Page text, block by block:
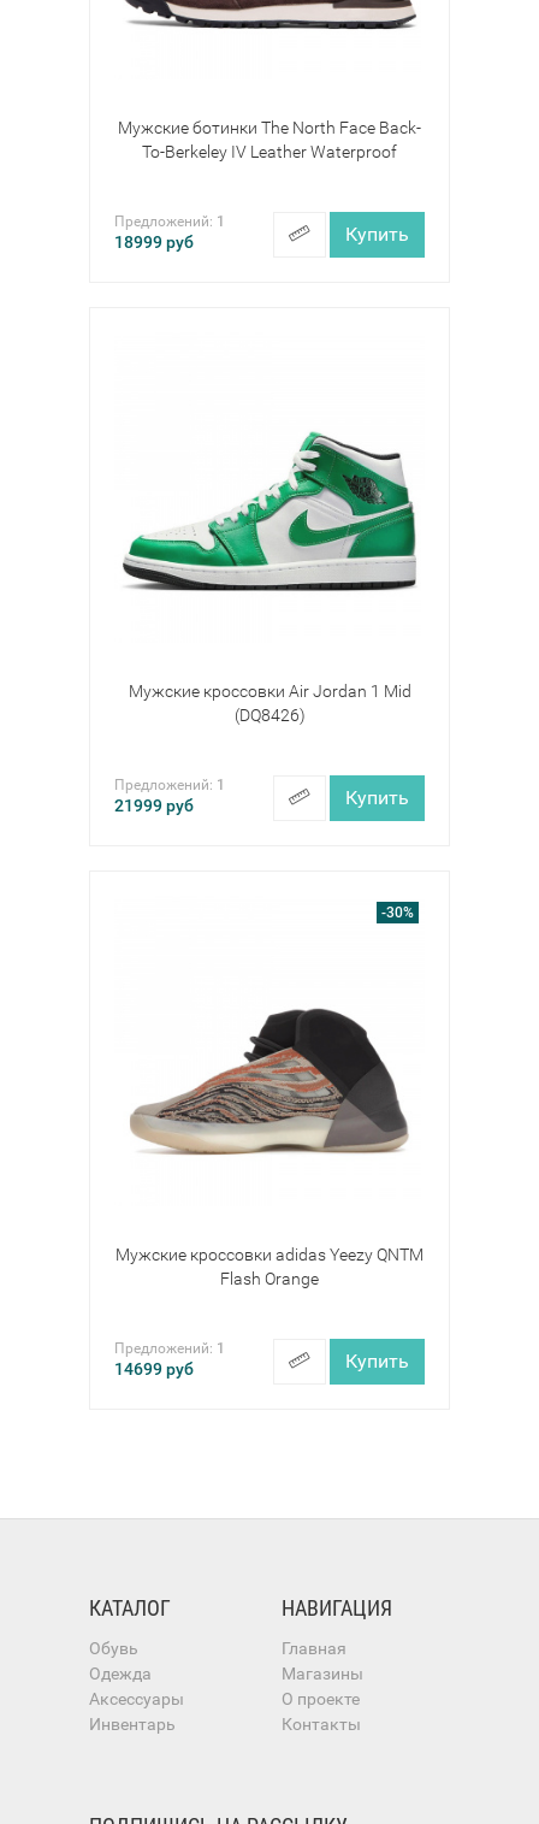
Мужские ботинки The North Face Back-
To-Berkeley IV Leather Waterproof
Предложений: 1
18999руб Купить
Мужские кроссовки Air Jordan 1 Mid
(DQ8426)
Предложений: 1
21999руб Купить
-30%
Мужские кроссовки adidas Yeezy QNTM
Flash Orange
Предложений: 1
14699руб Купить
КАТАЛОГ
Обувь
Одежда
Аксессуары
Инвентарь
НАВИГАЦИЯ
Главная
Магазины
О проекте
Контакты